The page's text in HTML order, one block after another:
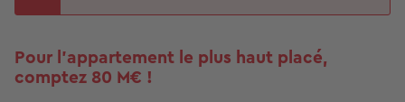
Pour l'appartement le plus haut placé,
comptez 80 M€ !